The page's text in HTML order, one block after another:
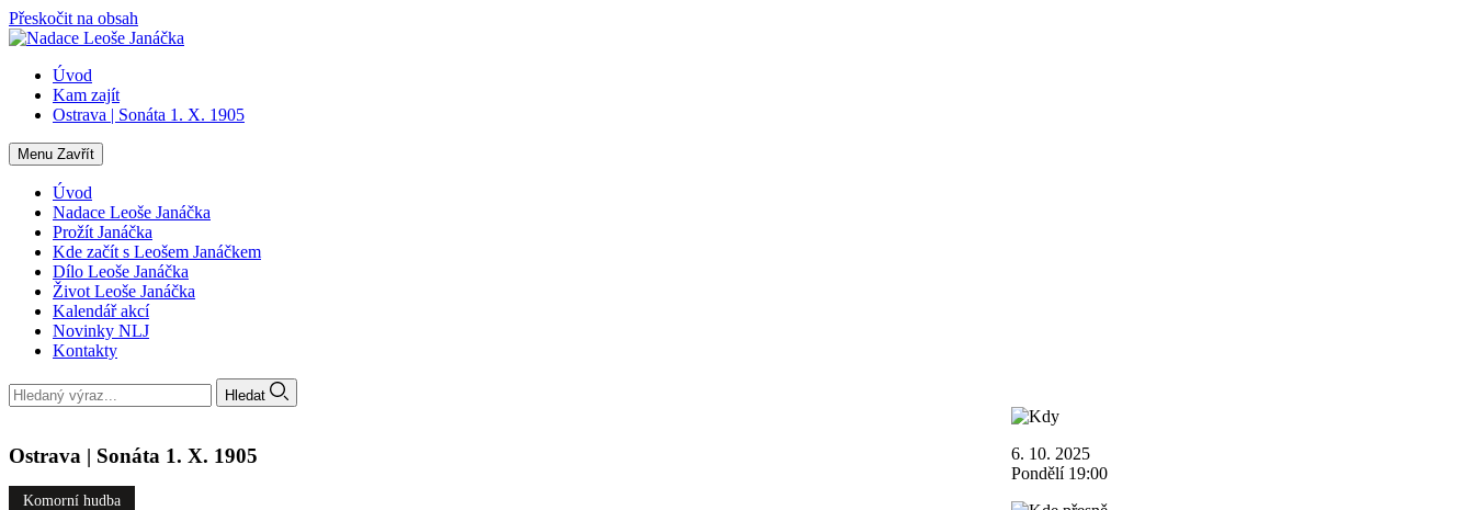
Přeskočit na obsah
Úvod
Kam zajít
Ostrava | Sonáta 1. X. 1905
Menu Zavřít
Úvod
Nadace Leoše Janáčka
Prožít Janáčka
Kde začít s Leošem Janáčkem
Dílo Leoše Janáčka
Život Leoše Janáčka
Kalendář akcí
Novinky NLJ
Kontakty
Hledat
Ostrava | Sonáta 1. X. 1905
Komorní hudba
6. 10. 2025
Pondělí 19:00